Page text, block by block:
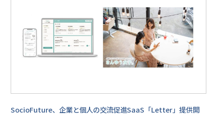
SocioFuture、企業と個人の交流促進SaaS「Letter」提供開